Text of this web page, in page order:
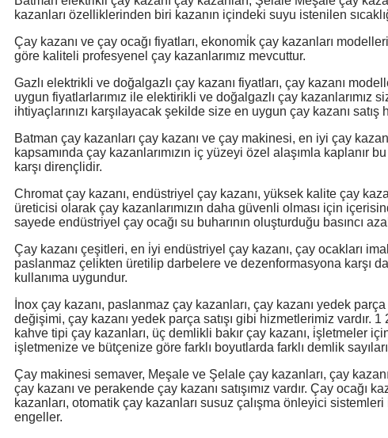
kazanları özelliklerinden biri kazanın içindeki suyu istenilen
Çay kazanı ve çay ocağı fiyatları, ekonomi̇k çay kazanları
göre kaliteli profesyenel çay kazanlarımız mevcuttur.
Gazlı elektrikli ve doğalgazlı çay kazanı fiyatları, çay kazanı
uygun fiyatlarlarımız ile elektirikli ve doğalgazlı çay kazanlarımız
ihtiyaçlarınızı karşılayacak şekilde size en uygun çay kazanı satış
Batman çay kazanları çay kazanı ve çay makinesi, en iyi çay
kapsamında çay kazanlarımızın iç yüzeyi özel alaşımla kaplanır
karşı dirençlidir.
Chromat çay kazanı, endüstriyel çay kazanı, yüksek kalite çay
üreticisi olarak çay kazanlarımızın daha güvenli olması için
sayede endüstriyel çay ocağı su buharının oluşturduğu basıncı
Çay kazanı çeşitleri, en i̇yi endüstriyel çay kazanı, çay ocakları
paslanmaz çelikten üretilip darbelere ve dezenformasyona karşı
kullanıma uygundur.
İnox çay kazanı, paslanmaz çay kazanları, çay kazanı yedek
değişimi, çay kazanı yedek parça satışı gibi hizmetlerimiz vardır.
kahve tipi çay kazanları, üç demlikli bakır çay kazanı, i̇şletmeler
işletmenize ve bütçenize göre farklı boyutlarda farklı demlik
Çay makinesi semaver, Meşale ve Şelale çay kazanları, çay
çay kazanı ve perakende çay kazanı satışımız vardır. Çay ocağı
kazanları, otomatik çay kazanları susuz çalışma önleyici sistemleri
engeller.